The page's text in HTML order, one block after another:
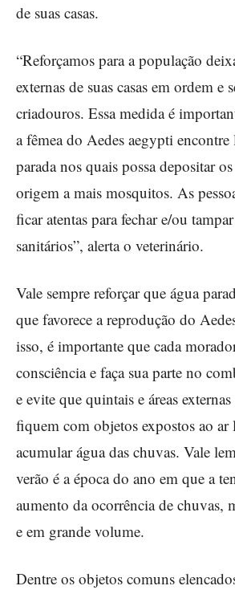
de suas casas.
“Reforçamos para a população
externas de suas casas em ordem e
criadouros. Essa medida é
a fêmea do Aedes aegypti
parada nos quais possa depositar
origem a mais mosquitos. As
ficar atentas para fechar e/ou
sanitários”, alerta o veterinário.
Vale sempre reforçar que água
que favorece a reprodução do
isso, é importante que cada
consciência e faça sua parte no
e evite que quintais e áreas externas
fiquem com objetos expostos ao ar
acumular água das chuvas. Vale
verão é a época do ano em que a
aumento da ocorrência de chuvas,
e em grande volume.
Dentre os objetos comuns